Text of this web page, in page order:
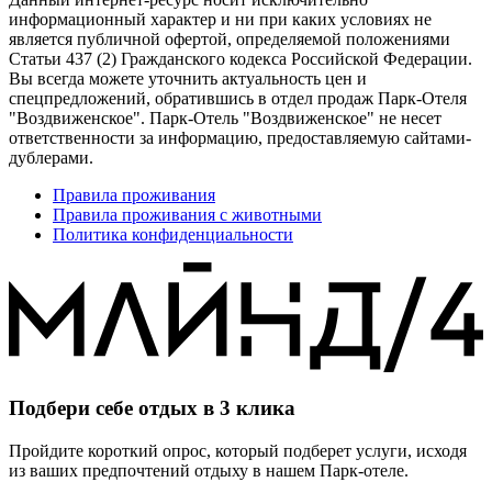
информационный характер и ни при каких условиях не
является публичной офертой, определяемой положениями
Статьи 437 (2) Гражданского кодекса Российской Федерации.
Вы всегда можете уточнить актуальность цен и
спецпредложений, обратившись в отдел продаж Парк-Отеля
"Воздвиженское". Парк-Отель "Воздвиженское" не несет
ответственности за информацию, предоставляемую сайтами-
дублерами.
Правила проживания
Правила проживания с животными
Политика конфиденциальности
Подбери себе отдых в 3 клика
Пройдите короткий опрос, который подберет услуги, исходя
из ваших предпочтений отдыху в нашем Парк-отеле.